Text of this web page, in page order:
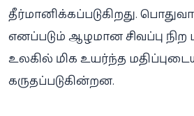
தீர்மானிக்கப்படுகிறது. பொதுவாக
எனப்படும் ஆழமான சிவப்பு
உலகில் மிக உயர்ந்த
கருதப்படுகின்றன.